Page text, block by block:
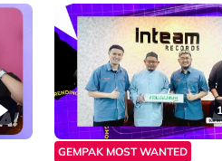
GEMPAK MOST WANTED